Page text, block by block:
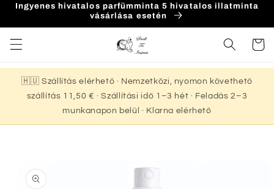
Ingyenes hivatalos parfümminta 5 hivatalos illatminta
vásárlása esetén
Kosár
🇭🇺 Szállítás elérhető · Nemzetközi, nyomon követhető
szállítás 11,50 € · Szállítási idő 1–3 hét · Feladás 2–3
munkanapon belül · Klarna elérhető
a